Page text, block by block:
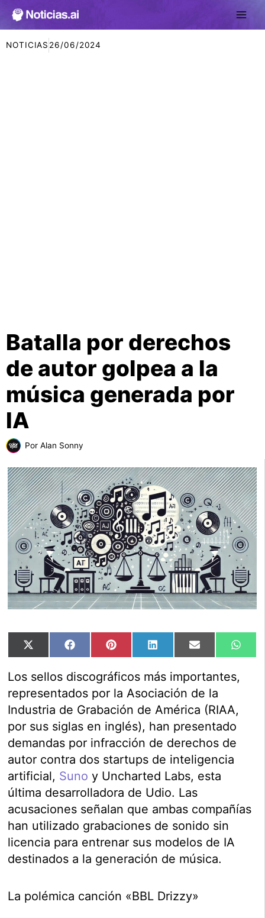
NOTICIAS 26/06/2024
Batalla por derechos
de autor golpea a la
música generada por
IA
Por Alan Sonny
Compartir
en
X
Compartir
en
FacebookCompartir
en
PinterestCompartir
en
LinkedInCompartir
en
Email
en
Los sellos discográficos más importantes,
representados por la Asociación de la
Industria de Grabación de América (RIAA,
por sus siglas en inglés), han presentado
demandas por infracción de derechos de
autor contra dos startups de inteligencia
artificial, Suno y Uncharted Labs, esta
última desarrolladora de Udio. Las
acusaciones señalan que ambas compañías
han utilizado grabaciones de sonido sin
licencia para entrenar sus modelos de IA
destinados a la generación de música.
La polémica canción «BBL Drizzy»